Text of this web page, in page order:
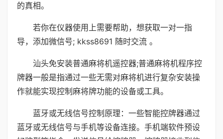
的真相。
若你在仪器使用上需要帮助，想获取一对一指
导，添加微信号; kkss8691 随时交流 。
汕头免安装普通麻将机遥控器;普通麻将机程序控
牌器一般是指通过一些无需对麻将机进行复杂安装操
作就能实现控制麻将牌功能的设备或工具。
蓝牙或无线信号控制原理：一些智能控牌器通过
蓝牙或无线信号与手机等设备连接。手机端软件预设